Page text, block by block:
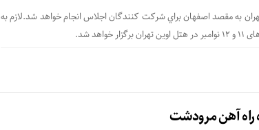
تهران به مقصد اصفهان براي شركت كنندگان اجلاس انجام خواهد شد.لازم به
شد.
راه آهن مرودشت